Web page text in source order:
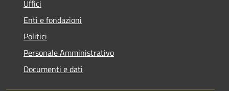
Uffici
Enti e fondazioni
Politici
Personale Amministrativo
Documenti e dati